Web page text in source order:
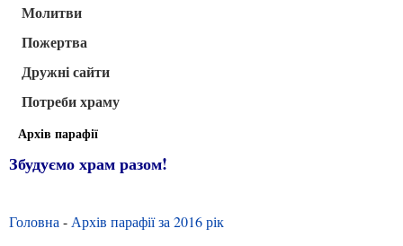
Молитви
Пожертва
Дружні сайти
Потреби храму
Архів парафії
Збудуємо храм разом!
Головна - Архів парафії за 2016 рік